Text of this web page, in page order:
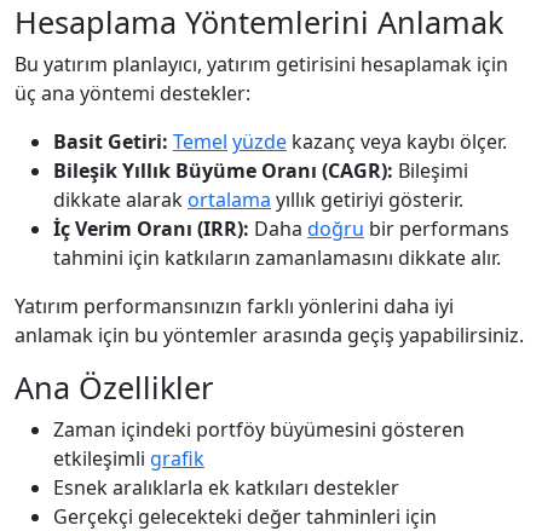
Hesaplama Yöntemlerini Anlamak
Bu yatırım planlayıcı, yatırım getirisini hesaplamak için
üç ana yöntemi destekler:
Basit Getiri: Temel yüzde kazanç veya kaybı ölçer.
Bileşik Yıllık Büyüme Oranı (CAGR): Bileşimi
dikkate alarakortalama yıllık getiriyi gösterir.
İç Verim Oranı (IRR): Daha doğru bir performans
tahmini için katkıların zamanlamasını dikkate alır.
Yatırım performansınızın farklı yönlerini daha iyi
anlamak için bu yöntemler arasında geçiş yapabilirsiniz.
Ana Özellikler
Zaman içindeki portföy büyümesini gösteren
etkileşimli grafik
Esnek aralıklarla ek katkıları destekler
Gerçekçi gelecekteki değer tahminleri için